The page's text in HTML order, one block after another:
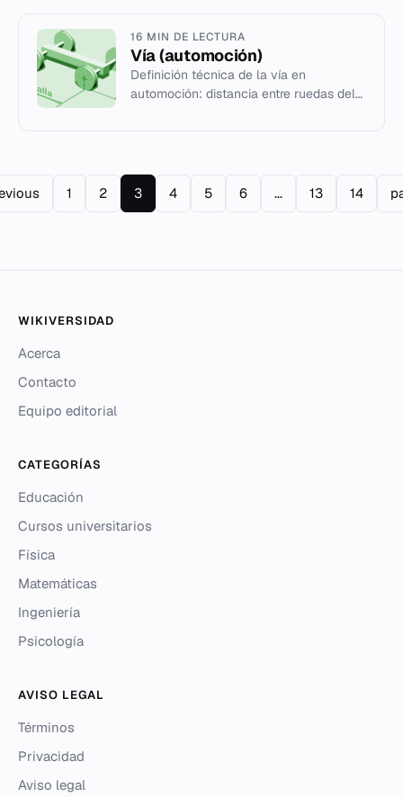
16 MIN DE LECTURA
Vía (automoción)
Definición técnica de la vía en
automoción: distancia entre ruedas del
1 2 3 4 5 6 ... 13 14
WIKIVERSIDAD
Acerca
Contacto
Equipo editorial
CATEGORÍAS
Educación
Cursos universitarios
Física
Matemáticas
Ingeniería
Psicología
AVISO LEGAL
Términos
Privacidad
Aviso legal